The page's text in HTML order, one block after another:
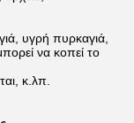
υγρή πυρκαγιά,
να κοπεί το
κ.λπ.